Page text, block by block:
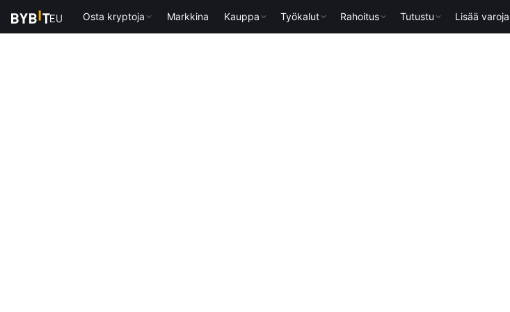
Osta kryptoja Markkina Kauppa Työkalut Rahoitus Tutustu Lisää varoja